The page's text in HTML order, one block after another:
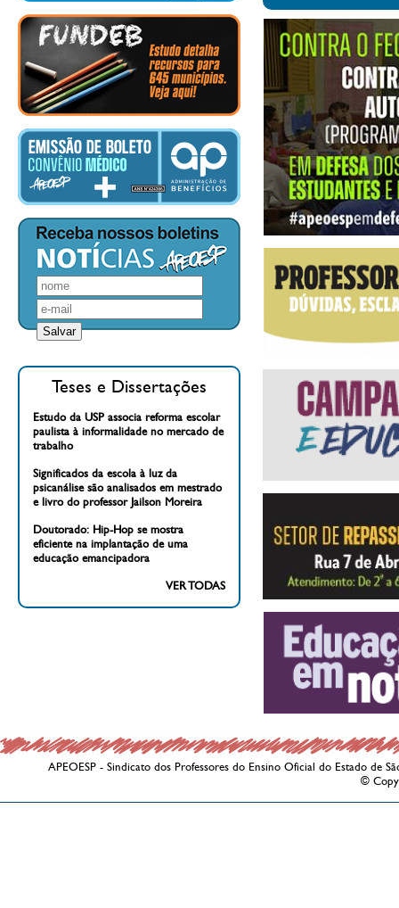
Teses e Dissertações
Estudo da USP associa reforma escolar
paulista à informalidade no mercado de
trabalho
Significados da escola à luz da
psicanálise são analisados em mestrado
e livro do professor Jailson Moreira
Doutorado: Hip-Hop se mostra
eficiente na implantação de uma
educação emancipadora
VER TODAS
APEOESP - Sindicato dos Professores do Ensino Oficial do Estado de
©